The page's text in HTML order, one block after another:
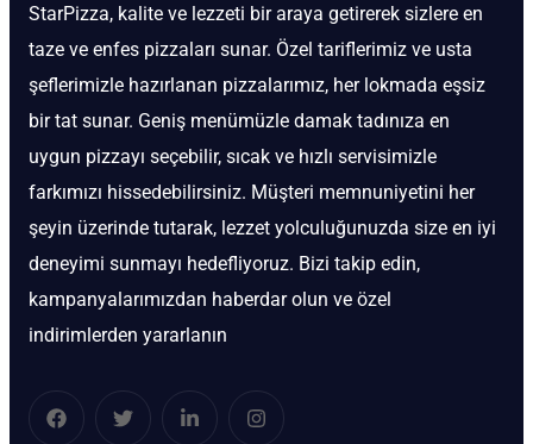
StarPizza, kalite ve lezzeti bir araya getirerek sizlere en
taze ve enfes pizzaları sunar. Özel tariflerimiz ve usta
şeflerimizle hazırlanan pizzalarımız, her lokmada eşsiz
bir tat sunar. Geniş menümüzle damak tadınıza en
uygun pizzayı seçebilir, sıcak ve hızlı servisimizle
farkımızı hissedebilirsiniz. Müşteri memnuniyetini her
şeyin üzerinde tutarak, lezzet yolculuğunuzda size en iyi
deneyimi sunmayı hedefliyoruz. Bizi takip edin,
kampanyalarımızdan haberdar olun ve özel
indirimlerden yararlanın